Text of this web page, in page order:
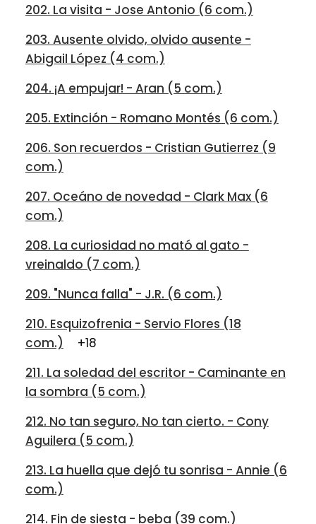
202. La visita - Jose Antonio (6 com.)
203. Ausente olvido, olvido ausente -
Abigail López (4 com.)
204. ¡A empujar! - Aran (5 com.)
205. Extinción - Romano Montés (6 com.)
206. Son recuerdos - Cristian Gutierrez (9
com.)
207. Oceáno de novedad - Clark Max (6
com.)
208. La curiosidad no mató al gato -
vreinaldo (7 com.)
209. "Nunca falla" - J.R. (6 com.)
210. Esquizofrenia - Servio Flores (18
com.)
+18
211. La soledad del escritor - Caminante en
la sombra (5 com.)
212. No tan seguro, No tan cierto. - Cony
Aguilera (5 com.)
213. La huella que dejó tu sonrisa - Annie (6
com.)
214. Fin de siesta - beba (39 com.)